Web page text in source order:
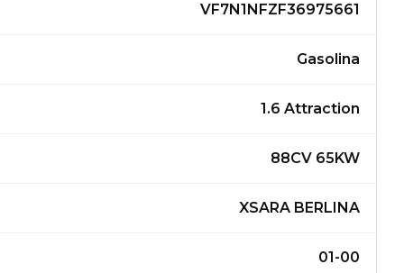
VF7N1NFZF36975661
Gasolina
1.6 Attraction
88CV 65KW
XSARA BERLINA
01-00